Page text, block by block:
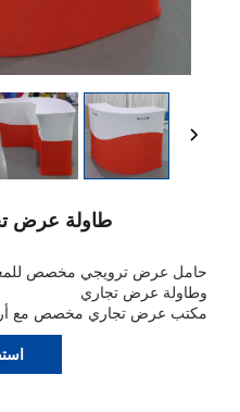
طاولة عرض
حامل عرض ترويجي مخصص
وطاولة عرض تجاري
مكتب عرض تجاري مخصص مع